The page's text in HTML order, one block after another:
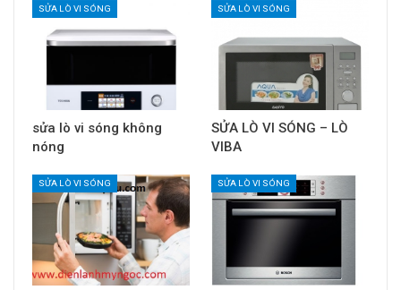
SỬA LÒ VI SÓNG
sửa lò vi sóng không
nóng
SỬA LÒ VI SÓNG
SỬA LÒ VI SÓNG – LÒ
VIBA
SỬA LÒ VI SÓNG SỬA LÒ VI SÓNG